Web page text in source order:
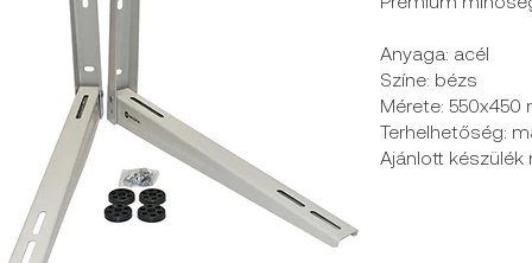
Anyaga: acél
Színe: bézs
Mérete: 550x450
Terhelhetőség:
Ajánlott készülék